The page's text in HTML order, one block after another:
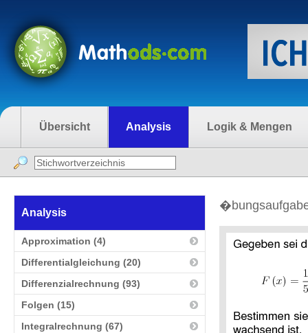
Übersicht Analysis Logik & Mengen
Analysis
Approximation (4)
Differentialgleichung (20)
Differenzialrechnung (93)
Folgen (15)
Integralrechnung (67)